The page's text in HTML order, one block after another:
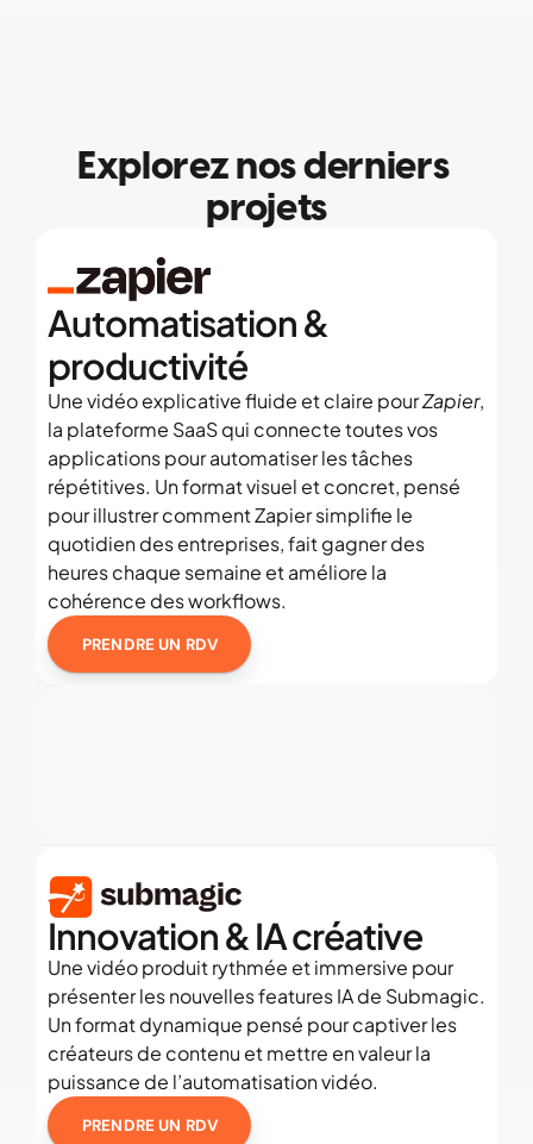
Explorez nos derniers
projets
Automatisation &
productivité
Une vidéo explicative fluide et claire pour Zapier,
la plateforme SaaS qui connecte toutes vos
applications pour automatiser les tâches
répétitives. Un format visuel et concret, pensé
pour illustrer comment Zapier simplifie le
quotidien des entreprises, fait gagner des
heures chaque semaine et améliore la
cohérence des workflows.
PRENDRE UN RDV
Innovation & IA créative
Une vidéo produit rythmée et immersive pour
présenter les nouvelles features IA de Submagic.
Un format dynamique pensé pour captiver les
créateurs de contenu et mettre en valeur la
puissance de l’automatisation vidéo.
PRENDRE UN RDV